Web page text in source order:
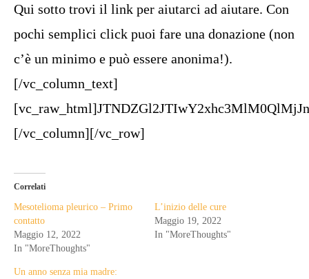
Qui sotto trovi il link per aiutarci ad aiutare. Con
pochi semplici click puoi fare una donazione (non
c’è un minimo e può essere anonima!).
[/vc_column_text]
[/vc_column][/vc_row]
Correlati
Mesotelioma pleurico – Primo
contatto
Maggio 12, 2022
In "MoreThoughts"
L’inizio delle cure
Maggio 19, 2022
In "MoreThoughts"
Un anno senza mia madre: